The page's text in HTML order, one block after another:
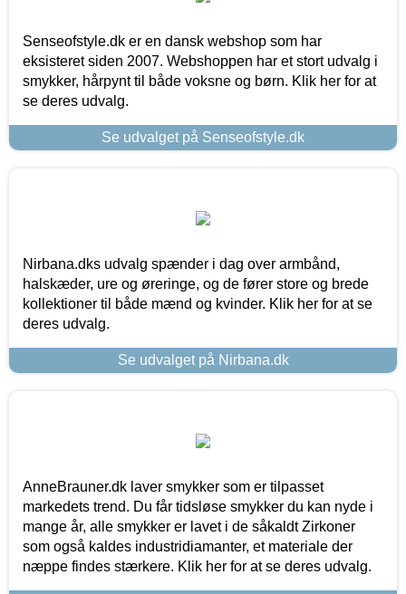
Senseofstyle.dk er en dansk webshop som har
eksisteret siden 2007. Webshoppen har et stort udvalg i
smykker, hårpynt til både voksne og børn. Klik her for at
se deres udvalg.
Se udvalget på Senseofstyle.dk
Nirbana.dks udvalg spænder i dag over armbånd,
halskæder, ure og øreringe, og de fører store og brede
kollektioner til både mænd og kvinder. Klik her for at se
deres udvalg.
Se udvalget på Nirbana.dk
AnneBrauner.dk laver smykker som er tilpasset
markedets trend. Du får tidsløse smykker du kan nyde i
mange år, alle smykker er lavet i de såkaldt Zirkoner
som også kaldes industridiamanter, et materiale der
næppe findes stærkere. Klik her for at se deres udvalg.